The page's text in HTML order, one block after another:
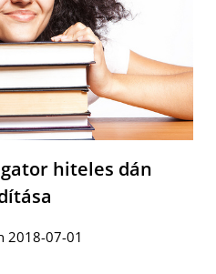
hiteles dán
2018-07-01